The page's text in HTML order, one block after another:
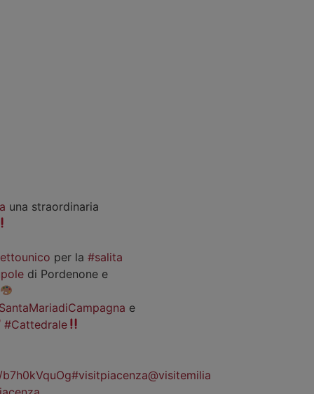
una straordinaria
per la#salita
di Pordenone e
e
#Cattedrale
#visitpiacenza@visitemilia